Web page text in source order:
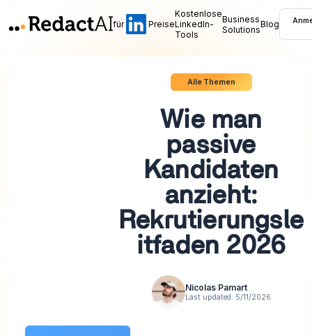
für Preise
Kostenlose
LinkedIn-
Tools
Business
SolutionsBlog
Alle Themen
Wie man
passive
Kandidaten
anzieht:
Rekrutierungsle
itfaden 2026
Nicolas Pamart
Last updated: 5/11/2026